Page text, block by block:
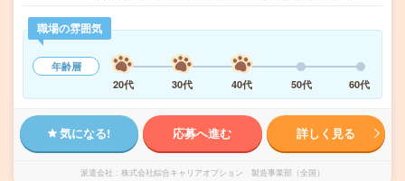
職場の雰囲気
年齢層
20代
30代 40代 50代 60代
気になる! 応募へ進む 詳しく見る
派遣会社 株式会社綜合キャリアオプション 製造事業部（全国）